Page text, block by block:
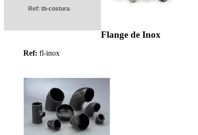
Ref: tb-costura
Flange de Inox
Ref: fl-inox